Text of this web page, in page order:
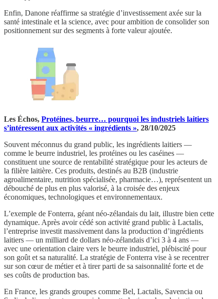
Enfin, Danone réaffirme sa stratégie d’investissement axée sur la
santé intestinale et la science, avec pour ambition de consolider son
positionnement sur des segments à forte valeur ajoutée.
Les Échos, Protéines, beurre… pourquoi les industriels laitiers
s’intéressent aux activités « ingrédients », 28/10/2025
Souvent méconnus du grand public, les ingrédients laitiers —
comme le beurre industriel, les protéines ou les caséines —
constituent une source de rentabilité stratégique pour les acteurs de
la filière laitière. Ces produits, destinés au B2B (industrie
agroalimentaire, nutrition spécialisée, pharmacie…), représentent un
débouché de plus en plus valorisé, à la croisée des enjeux
économiques, technologiques et environnementaux.
L’exemple de Fonterra, géant néo-zélandais du lait, illustre bien cette
dynamique. Après avoir cédé son activité grand public à Lactalis,
l’entreprise investit massivement dans la production d’ingrédients
laitiers — un milliard de dollars néo-zélandais d’ici 3 à 4 ans —
avec une orientation claire vers le beurre industriel, plébiscité pour
son goût et sa naturalité. La stratégie de Fonterra vise à se recentrer
sur son cœur de métier et à tirer parti de sa saisonnalité forte et de
ses coûts de production bas.
En France, les grands groupes comme Bel, Lactalis, Savencia ou